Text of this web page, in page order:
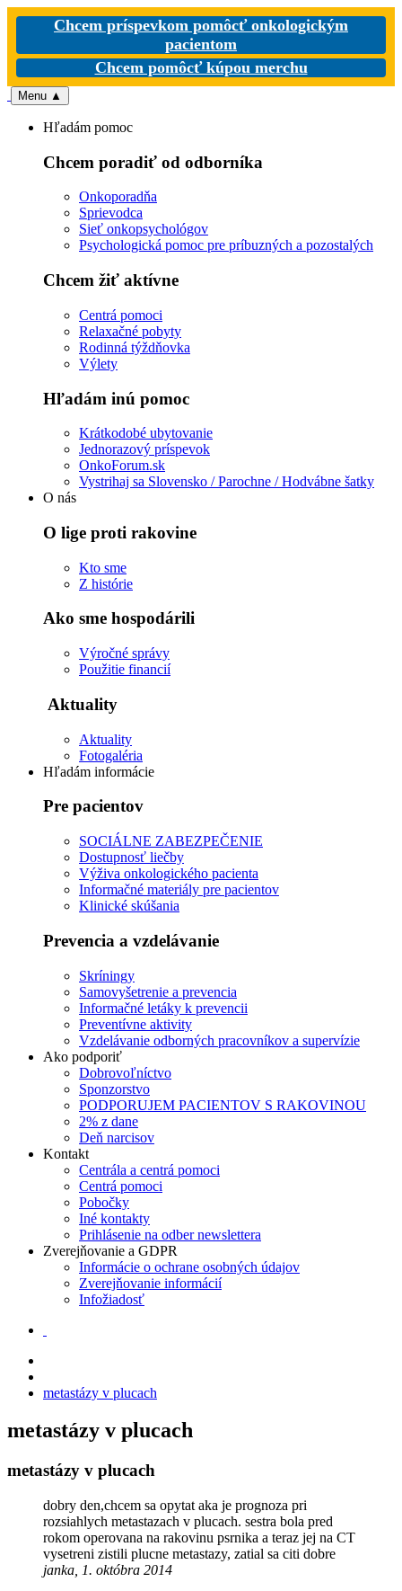
Chcem príspevkom pomôcť onkologickým
pacientom
Chcem pomôcť kúpou merchu
Menu ▲
Hľadám pomoc
Chcem poradiť od odborníka
Onkoporadňa
Sprievodca
Sieť onkopsychológov
Psychologická pomoc pre príbuzných a pozostalých
Chcem žiť aktívne
Centrá pomoci
Relaxačné pobyty
Rodinná týždňovka
Výlety
Hľadám inú pomoc
Krátkodobé ubytovanie
Jednorazový príspevok
OnkoForum.sk
Vystrihaj sa Slovensko / Parochne / Hodvábne šatky
O nás
O lige proti rakovine
Kto sme
Z histórie
Ako sme hospodárili
Výročné správy
Použitie financií
Aktuality
Aktuality
Fotogaléria
Hľadám informácie
Pre pacientov
SOCIÁLNE ZABEZPEČENIE
Dostupnosť liečby
Výživa onkologického pacienta
Informačné materiály pre pacientov
Klinické skúšania
Prevencia a vzdelávanie
Skríningy
Samovyšetrenie a prevencia
Informačné letáky k prevencii
Preventívne aktivity
Vzdelávanie odborných pracovníkov a supervízie
Ako podporiť
Dobrovoľníctvo
Sponzorstvo
PODPORUJEM PACIENTOV S RAKOVINOU
2% z dane
Deň narcisov
Kontakt
Centrála a centrá pomoci
Centrá pomoci
Pobočky
Iné kontakty
Prihlásenie na odber newslettera
Zverejňovanie a GDPR
Informácie o ochrane osobných údajov
Zverejňovanie informácií
Infožiadosť
metastázy v plucach
metastázy v plucach
metastázy v plucach
dobry den,chcem sa opytat aka je prognoza pri
rozsiahlych metastazach v plucach. sestra bola pred
rokom operovana na rakovinu psrnika a teraz jej na CT
vysetreni zistili plucne metastazy, zatial sa citi dobre
janka, 1. októbra 2014